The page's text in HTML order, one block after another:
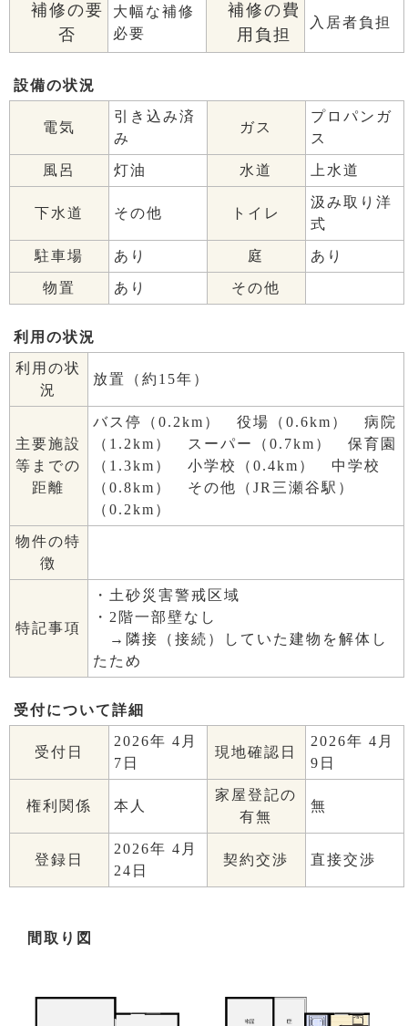
補修の要
否
大幅な補修
必要
補修の費
用負担
入居者負担
設備の状況
電気
引き込み済
み
ガス
プロパンガ
ス
風呂 灯油 水道 上水道
下水道 その他 トイレ
汲み取り洋
式
駐車場 あり 庭 あり
物置 あり その他
利用の状況
利用の状
況
放置（約15年）
主要施設
等までの
距離
バス停（0.2km） 役場（0.6km） 病院
（1.2km） スーパー（0.7km） 保育園
（1.3km） 小学校（0.4km） 中学校
（0.8km） その他（JR三瀬谷駅）
（0.2km）
物件の特
徴
特記事項
・土砂災害警戒区域
・2階一部壁なし
→隣接（接続）していた建物を解体し
たため
受付について詳細
受付日
2026年 4月
7日
現地確認日
2026年 4月
9日
権利関係 本人
家屋登記の
有無
無
登録日
2026年 4月
24日
契約交渉 直接交渉
間取り図